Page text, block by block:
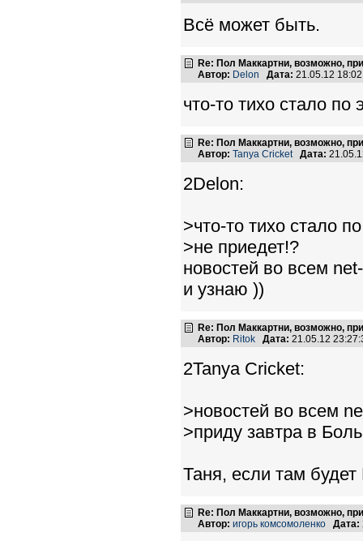
Всё может быть.
Re: Пол Маккартни, возможно,
Автор: Delon Дата: 21.05.12
что-то тихо стало
Re: Пол Маккартни, возможно,
Автор: Tanya Cricket Дата:
2Delon:
>что-то тихо стало
>не приедет!?
новостей во всем
и узнаю ))
Re: Пол Маккартни, возможно,
Автор: Ritok Дата: 21.05.12
2Tanya Cricket:
>новостей во всем
>приду завтра в
Таня, если там
Re: Пол Маккартни, возможно,
Автор: игорь комсомоленко Дата: